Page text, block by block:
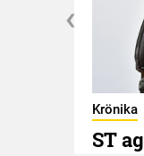
Krönika
ST